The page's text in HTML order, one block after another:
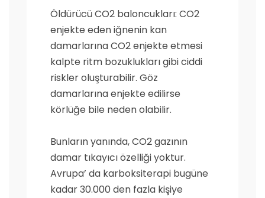
Öldürücü CO2 baloncukları: CO2
enjekte eden iğnenin kan
damarlarına CO2 enjekte etmesi
kalpte ritm bozuklukları gibi ciddi
riskler oluşturabilir. Göz
damarlarına enjekte edilirse
körlüğe bile neden olabilir.
Bunların yanında, CO2 gazının
damar tıkayıcı özelliği yoktur.
Avrupa’ da karboksiterapi bugüne
kadar 30.000 den fazla kişiye